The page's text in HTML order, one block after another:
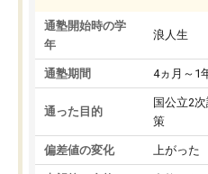
通塾開始時の学
年
浪人生
通塾期間 4ヵ月～1
通った目的
国公立2
策
偏差値の変化 上がった